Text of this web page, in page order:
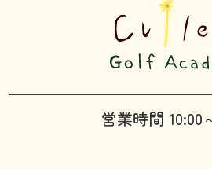
営業時間 10:00